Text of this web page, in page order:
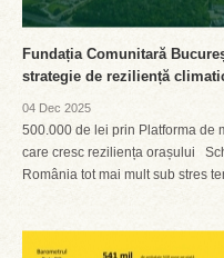
Fundația Comunitară
strategie de reziliență
04 Dec 2025
500.000 de lei prin Platforma de
care cresc reziliența orașului
România tot mai mult sub stres